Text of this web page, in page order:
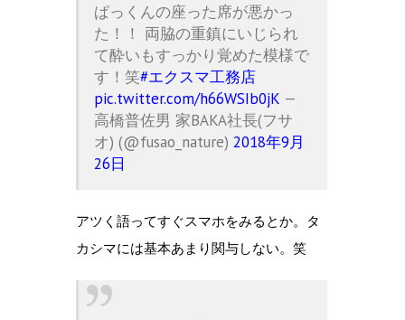
ぱっくんの座った席が悪かっ
た！！ 両脇の重鎮にいじられ
て酔いもすっかり覚めた模様で
す！笑#エクスマ工務店
pic.twitter.com/h66WSIb0jK —
高橋普佐男 家BAKA社長(フサ
オ) (@fusao_nature) 2018年9月
26日
アツく語ってすぐスマホをみるとか。タ
カシマには基本あまり関与しない。笑